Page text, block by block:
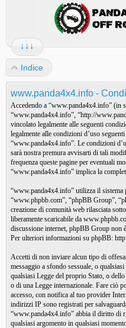
↓↓↓
Indice
www.panda4x4.info -
Accedendo a “www.panda4x4.info” (in
“www.panda4x4.info”, “http://
vincolato legalmente alle seguenti
legalmente alle condizioni d’uso
“www.panda4x4.info”. Le condizioni
sarà nostra premura avvisarti di tali
frequenza queste pagine per eventuali
“www.panda4x4.info” implica la
“www.panda4x4.info” utilizza il
“www.phpbb.com”, “phpBB Group”,
creazione di comunità web rilasciata
liberamente scaricabile da
discussione internet, phpBB Group non
Per ulteriori informazioni su phpBB:
Accetti di non inviare alcun tipo di
messaggio a sfondo sessuale, o
qualsiasi Legge del proprio Stato, o
o di una Legge internazionale. Fare ciò
accesso, con notifica al tuo provider
indirizzi IP sono registrati per
“www.panda4x4.info” abbia il diritto di
qualsiasi argomento in qualsiasi